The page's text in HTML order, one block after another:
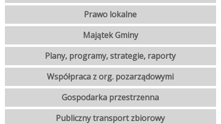
Prawo lokalne
Majątek Gminy
Plany, programy, strategie, raporty
Współpraca z org. pozarządowymi
Gospodarka przestrzenna
Publiczny transport zbiorowy